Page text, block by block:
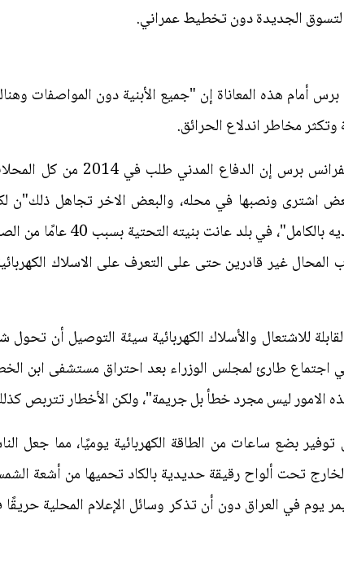
التسوق الجديدة دون تخطيط عمراني.
أمام هذه المعاناة إن "جميع الأبنية دون المواصفات
مخاطر اندلاع الحرائق.
وقال صاحب محل في سوق الشورجة وسط
اشترى ونصبها في محله، والبعض الاخر تجاهل ذلك"ن
معالجة القضايا الأساسية وإصلاح
غير قادرين حتى على التعرف على الاسلاك الكهربائية
للاشتعال والأسلاك الكهربائية سيئة التوصيل أن
اجتماع طارئ لمجلس الوزراء بعد احتراق مستشفى ابن
الامور ليس مجرد خطأ بل جريمة"، ولكن الأخطار تتربص
بضع ساعات من الطاقة الكهربائية يوميًا، مما جعل
تحت ألواح رقيقة حديدية بالكاد تحميها من أشعة
لا يمر يوم في العراق دون أن تذكر وسائل الإعلام المحلية